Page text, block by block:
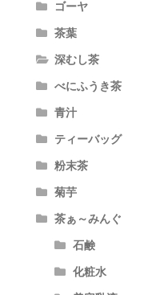
ゴーヤ
茶葉
深むし茶
べにふうき茶
青汁
ティーバッグ
粉末茶
菊芋
茶ぁ～みんぐ
石鹸
化粧水